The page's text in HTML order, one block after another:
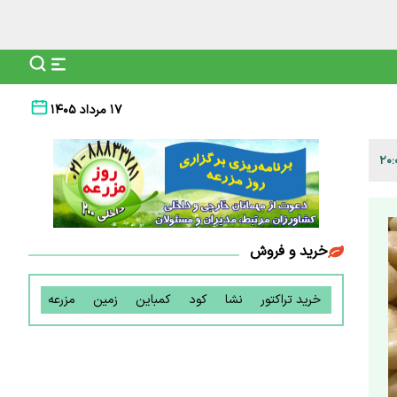
۱۷ مرداد ۱۴۰۵
خرید و فروش
خرید تراکتور نشا کود کمباین زمین مزرعه